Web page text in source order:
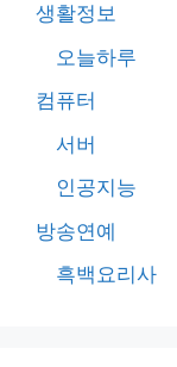
생활정보
오늘하루
컴퓨터
서버
인공지능
방송연예
흑백요리사